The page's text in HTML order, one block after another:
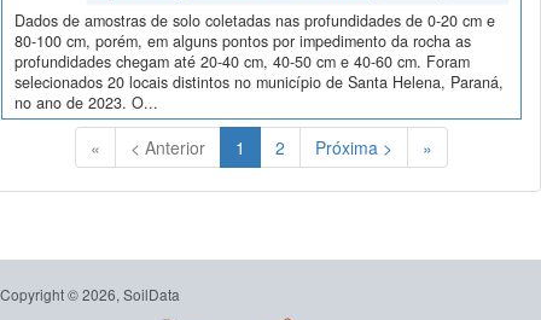
Dados de amostras de solo coletadas nas profundidades de 0-20 cm e
80-100 cm, porém, em alguns pontos por impedimento da rocha as
profundidades chegam até 20-40 cm, 40-50 cm e 40-60 cm. Foram
selecionados 20 locais distintos no município de Santa Helena, Paraná,
no ano de 2023. O...
« < Anterior 1 (Atual)
2 Próxima > »
Copyright © 2026, SoilData